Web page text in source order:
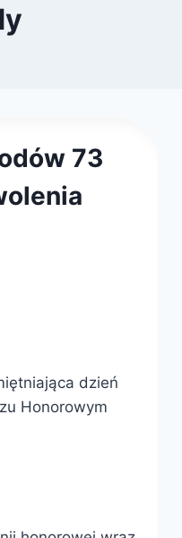
73
dzień
Honorowym